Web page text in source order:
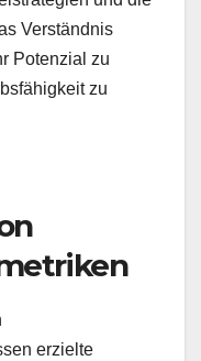
Verständnis
Potenzial zu
zu
erzielte